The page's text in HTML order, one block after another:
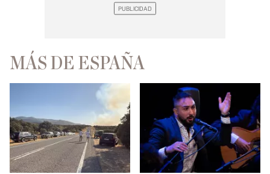
MÁS DE ESPAÑA